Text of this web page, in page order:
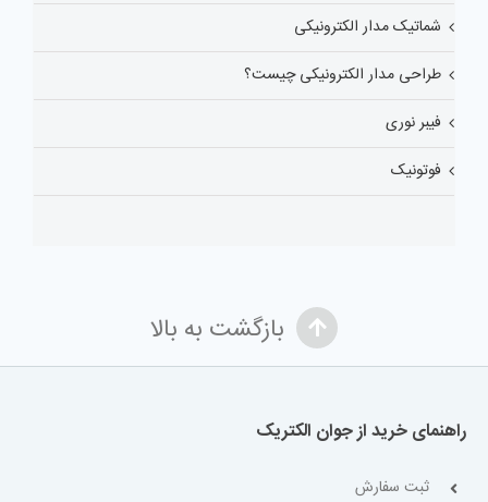
شماتیک مدار الکترونیکی
طراحی مدار الکترونیکی چیست؟
فیبر نوری
فوتونیک
بازگشت به بالا
راهنمای خرید از جوان الکتریک
ثبت سفارش